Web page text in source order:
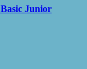
Junior